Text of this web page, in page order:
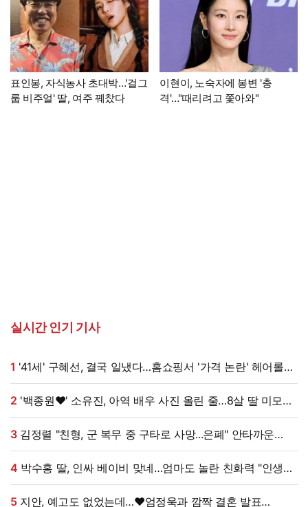
표인봉, 자식농사 초대박…'걸그
룹 비주얼' 딸, 여주 꿰찼다
이현이, 노숙자에 봉변 '충
격'…"때리려고 쫓아와"
실시간 인기 기사
1
대박, 무려 '3만 장' 돌파 [엑's 이슈]
2
대박, 연예인 시켜도 되겠어 [★해시태그]
3김정렬 "친형, 군 복무 중 구타로 사망...은폐" 안타까운
가족사 (데이앤나잇)[전일야화]
4
N회차"
5지안, 예고도 없었는데…♥엄정욱과 깜짝 결혼 발표